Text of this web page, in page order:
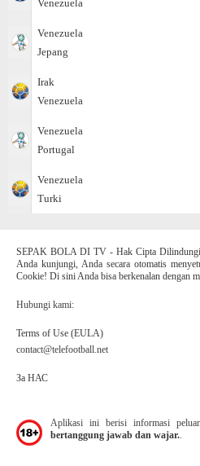
Venezuela
Venezuela
Jepang
Irak
Venezuela
Venezuela
Portugal
Venezuela
Turki
SEPAK BOLA DI TV - Hak Cipta Dilindungi
Anda kunjungi, Anda secara otomatis
Cookie! Di sini Anda bisa berkenalan dengan
Hubungi kami:
Terms of Use (EULA)
contact@telefootball.net
За НАС
Aplikasi ini berisi informasi
bertanggung jawab dan wajar.